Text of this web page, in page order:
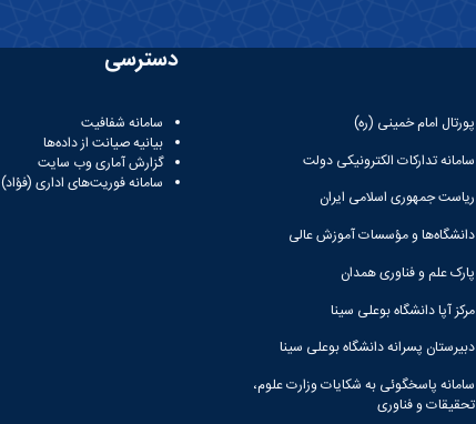
پورتال امام خمینی (ره)
سامانه تدارکات الکترونیکی دولت
ریاست جمهوری اسلامی ایران
دانشگاه‌ها و مؤسسات آموزش عالی
پارک علم و فناوری همدان
مرکز آپا دانشگاه بوعلی سینا
دبیرستان پسرانه دانشگاه بوعلی سینا
سامانه پاسخگوئی به شکایات وزارت علوم،
تحقیقات و فناوری
دسترسی
سامانه شفافیت
بیانیه صیانت از داده‌ها
گزارش آماری وب‌ سایت
سامانه فوریت‌های اداری (فؤاد)